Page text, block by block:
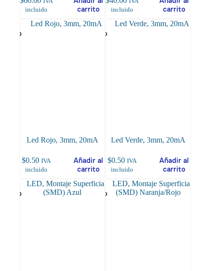
incluido
carrito
incluido
carrito
Led Rojo, 3mm, 20mA
$0.50 IVA
incluido
Añadir al
carrito
Led Verde, 3mm, 20mA
$0.50 IVA
incluido
Añadir al
carrito